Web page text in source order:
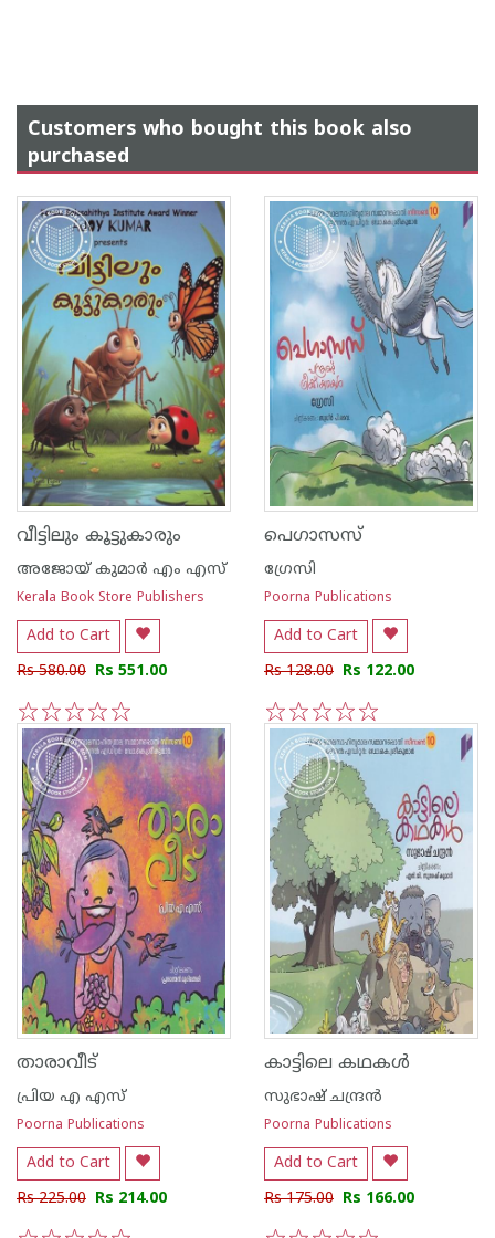
Customers who bought this book also
purchased
വീട്ടിലും കൂട്ടുകാരും
അജോയ് കുമാര്‍ എം എസ്
Kerala Book Store Publishers
Add to Cart
Rs 580.00 Rs 551.00
5
4
3
2
1
പെഗാസസ്
ഗ്രേസി
Poorna Publications
Add to Cart
Rs 128.00 Rs 122.00
5
4
3
2
1
താരാവീട്
പ്രിയ എ എസ്
Poorna Publications
Add to Cart
Rs 225.00 Rs 214.00
കാട്ടിലെ കഥകൾ
സുഭാഷ് ചന്ദ്രന്‍
Poorna Publications
Add to Cart
Rs 175.00 Rs 166.00